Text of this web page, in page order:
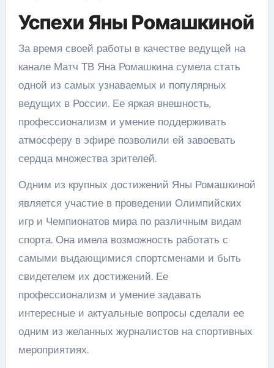
Успехи Яны Ромашкиной
За время своей работы в качестве ведущей на
канале Матч ТВ Яна Ромашкина сумела стать
одной из самых узнаваемых и популярных
ведущих в России. Ее яркая внешность,
профессионализм и умение поддерживать
атмосферу в эфире позволили ей завоевать
сердца множества зрителей.
Одним из крупных достижений Яны Ромашкиной
является участие в проведении Олимпийских
игр и Чемпионатов мира по различным видам
спорта. Она имела возможность работать с
самыми выдающимися спортсменами и быть
свидетелем их достижений. Ее
профессионализм и умение задавать
интересные и актуальные вопросы сделали ее
одним из желанных журналистов на спортивных
мероприятиях.